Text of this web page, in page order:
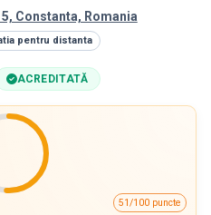
Constanta, Romania
pentru distanta
ACREDITATĂ
51/100 puncte